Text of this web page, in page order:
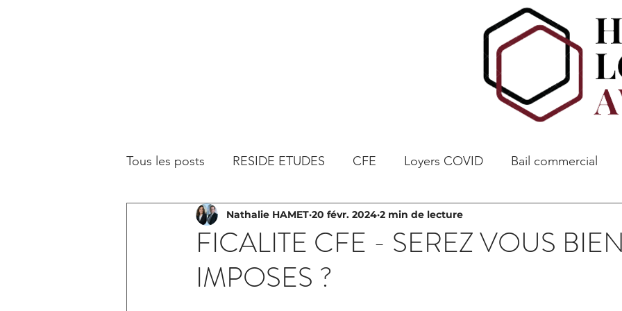
Tous les posts RESIDE ETUDES CFE Loyers COVID Bail commercial
FICALITE CFE - SEREZ VOUS
IMPOSES ?
Nathalie HAMET 20 févr. 2024 2 min de lecture